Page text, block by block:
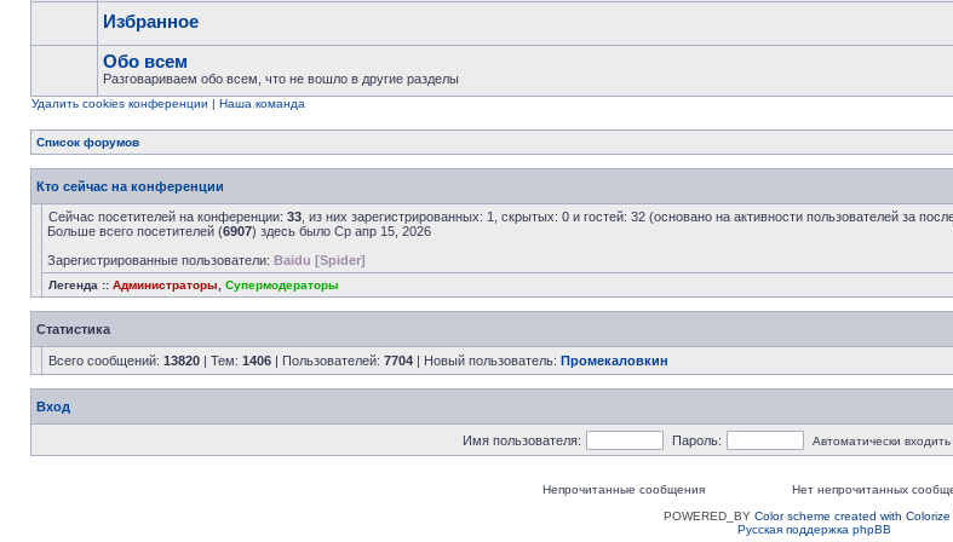
Избранное
Обо всем
Разговариваем обо всем, что не вошло в другие разделы
Удалить cookies конференции | Наша команда
Список форумов
Кто сейчас на конференции
Сейчас посетителей на конференции: 33 , из них зарегистрированных: 1, скрытых: 0 и гостей: 32 (основано на активности пользователей за
Больше всего посетителей (6907) здесь было Ср апр 15, 2026
Зарегистрированные пользователи: Baidu [Spider]
Легенда :: Администраторы Супермодераторы
Статистика
Всего сообщений: 13820 | Тем: 1406 | Пользователей: 7704 | Новый пользователь: Промекаловкин
Вход
Имя пользователя: Пароль: Автоматически
Непрочитанные сообщения Нет непрочитанных
POWERED_BY Color scheme created with Colorize
Русская поддержка phpBB